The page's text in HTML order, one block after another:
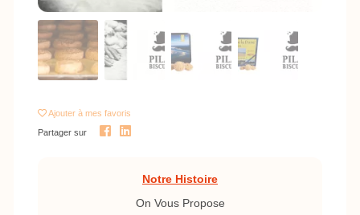
Ajouter à mes favoris
Partager sur
Notre Histoire
On Vous Propose